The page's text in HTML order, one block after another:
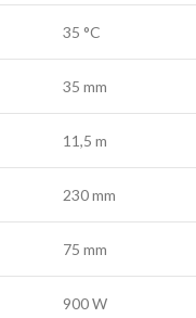
35 °C
35 mm
11,5 m
230 mm
75 mm
900 W